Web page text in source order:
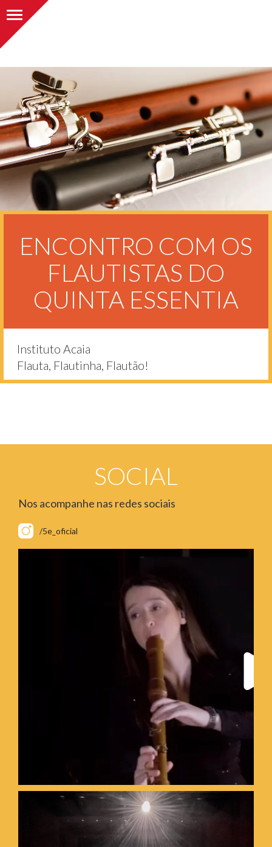
Alternar navegação
ENCONTRO COM OS
FLAUTISTAS DO
QUINTA ESSENTIA
Instituto Acaia
Flauta, Flautinha, Flautão!
SOCIAL
Nos acompanhe nas redes sociais
/5e_oficial